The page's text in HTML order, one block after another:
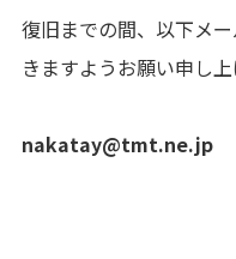
復旧までの間、以下メ
きますようお願い申し上
nakatay@tmt.ne.jp